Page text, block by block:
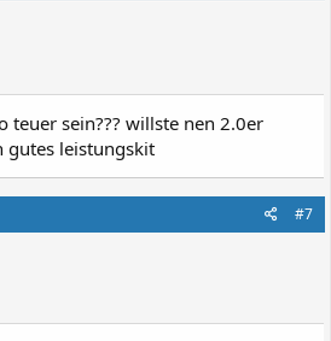
teuer sein??? willste nen 2.0er
gutes leistungskit
#7